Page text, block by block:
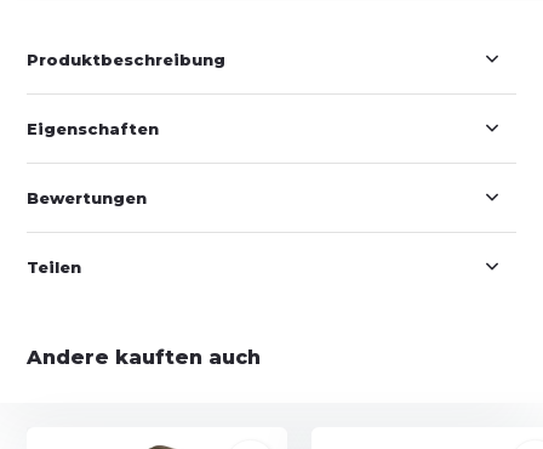
Produktbeschreibung
Eigenschaften
Bewertungen
Teilen
Andere kauften auch